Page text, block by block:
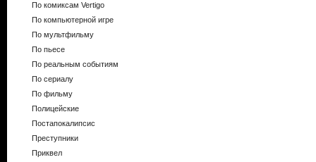
По комиксам Vertigo
По компьютерной игре
По мультфильму
По пьесе
По реальным событиям
По сериалу
По фильму
Полицейские
Постапокалипсис
Преступники
Приквел